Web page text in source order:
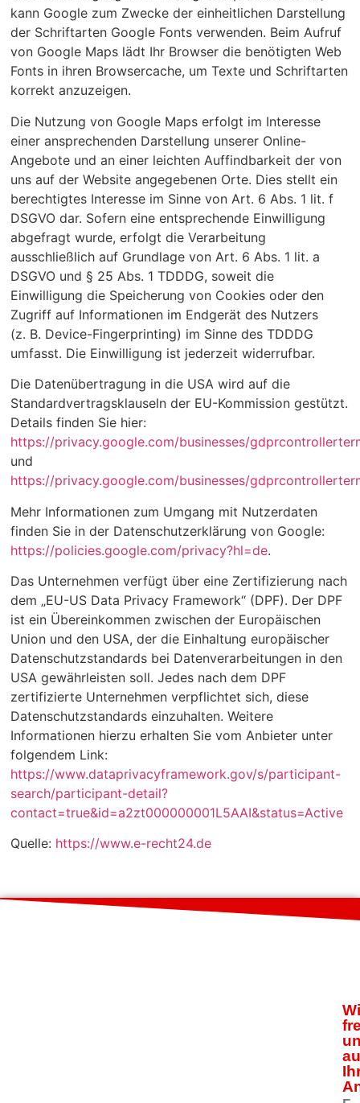
kann Google zum Zwecke der einheitlichen Darstellung
der Schriftarten Google Fonts verwenden. Beim Aufruf
von Google Maps lädt Ihr Browser die benötigten Web
Fonts in ihren Browsercache, um Texte und Schriftarten
korrekt anzuzeigen.
Die Nutzung von Google Maps erfolgt im Interesse
einer ansprechenden Darstellung unserer Online-
Angebote und an einer leichten Auffindbarkeit der von
uns auf der Website angegebenen Orte. Dies stellt ein
berechtigtes Interesse im Sinne von Art. 6 Abs. 1 lit. f
DSGVO dar. Sofern eine entsprechende Einwilligung
abgefragt wurde, erfolgt die Verarbeitung
ausschließlich auf Grundlage von Art. 6 Abs. 1 lit. a
DSGVO und § 25 Abs. 1 TDDDG, soweit die
Einwilligung die Speicherung von Cookies oder den
Zugriff auf Informationen im Endgerät des Nutzers
(z. B. Device-Fingerprinting) im Sinne des TDDDG
umfasst. Die Einwilligung ist jederzeit widerrufbar.
Die Datenübertragung in die USA wird auf die
Standardvertragsklauseln der EU-Kommission gestützt.
Details finden Sie hier:
https://privacy.google.com/businesses/
und
https://privacy.google.com/businesses/
Mehr Informationen zum Umgang mit Nutzerdaten
finden Sie in der Datenschutzerklärung von Google:
https://policies.google.com/privacy?hl=de.
Das Unternehmen verfügt über eine Zertifizierung nach
dem „EU-US Data Privacy Framework“ (DPF). Der DPF
ist ein Übereinkommen zwischen der Europäischen
Union und den USA, der die Einhaltung europäischer
Datenschutzstandards bei Datenverarbeitungen in den
USA gewährleisten soll. Jedes nach dem DPF
zertifizierte Unternehmen verpflichtet sich, diese
Datenschutzstandards einzuhalten. Weitere
Informationen hierzu erhalten Sie vom Anbieter unter
folgendem Link:
https://www.dataprivacyframework.gov/s/participant-
search/participant-detail?
contact=true&id=a2zt000000001L5AAI&status=Active
Quelle: https://www.e-recht24.de